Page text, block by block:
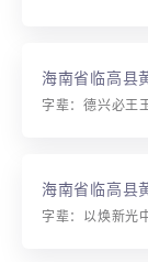
海南省临高县
字辈：德兴必王
海南省临高县
字辈：以焕新光